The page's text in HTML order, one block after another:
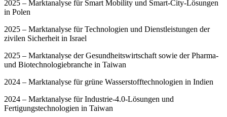
2025 – Marktanalyse für Smart Mobility und Smart-City-Lösungen
in Polen
2025 – Marktanalyse für Technologien und Dienstleistungen der
zivilen Sicherheit in Israel
2025 – Marktanalyse der Gesundheitswirtschaft sowie der Pharma-
und Biotechnologiebranche in Taiwan
2024 – Marktanalyse für grüne Wasserstofftechnologien in Indien
2024 – Marktanalyse für Industrie-4.0-Lösungen und
Fertigungstechnologien in Taiwan